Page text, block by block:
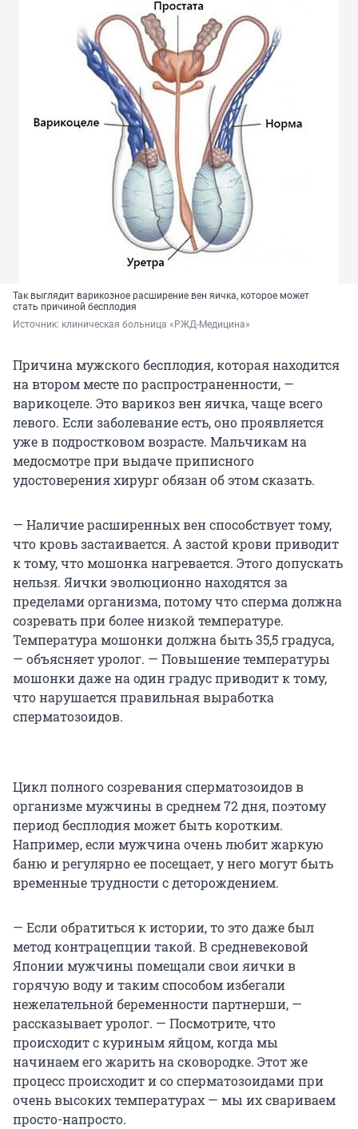
Так выглядит варикозное расширение вен яичка, которое может
стать причиной бесплодия
Источник: клиническая больница «РЖД-Медицина»
Причина мужского бесплодия, которая находится
на втором месте по распространенности, —
варикоцеле. Это варикоз вен яичка, чаще всего
левого. Если заболевание есть, оно проявляется
уже в подростковом возрасте. Мальчикам на
медосмотре при выдаче приписного
удостоверения хирург обязан об этом сказать.
— Наличие расширенных вен способствует тому,
что кровь застаивается. А застой крови приводит
к тому, что мошонка нагревается. Этого допускать
нельзя. Яички эволюционно находятся за
пределами организма, потому что сперма должна
созревать при более низкой температуре.
Температура мошонки должна быть 35,5 градуса,
— объясняет уролог. — Повышение температуры
мошонки даже на один градус приводит к тому,
что нарушается правильная выработка
сперматозоидов.
Цикл полного созревания сперматозоидов в
организме мужчины в среднем 72 дня, поэтому
период бесплодия может быть коротким.
Например, если мужчина очень любит жаркую
баню и регулярно ее посещает, у него могут быть
временные трудности с деторождением.
— Если обратиться к истории, то это даже был
метод контрацепции такой. В средневековой
Японии мужчины помещали свои яички в
горячую воду и таким способом избегали
нежелательной беременности партнерши, —
рассказывает уролог. — Посмотрите, что
происходит с куриным яйцом, когда мы
начинаем его жарить на сковородке. Этот же
процесс происходит и со сперматозоидами при
очень высоких температурах — мы их свариваем
просто-напросто.